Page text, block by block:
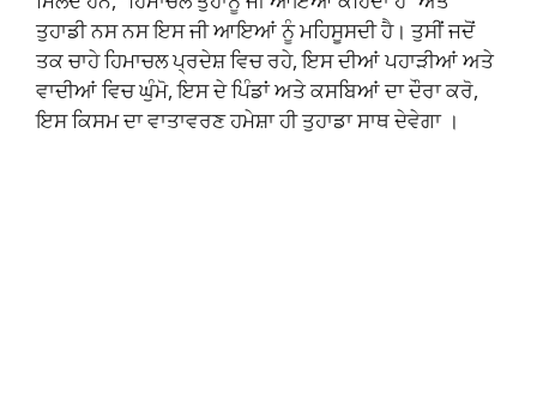
ਤੁਹਾਡੀ ਨਸ ਨਸ ਇਸ ਜੀ ਆਇਆਂ ਨੂੰ ਮਹਿਸੂਸਦੀ ਹੈ। ਤੁਸੀਂ ਜਦੋਂ
ਤਕ ਚਾਹੇ ਹਿਮਾਚਲ ਪ੍ਰਦੇਸ਼ ਵਿਚ ਰਹੇ, ਇਸ ਦੀਆਂ ਪਹਾੜੀਆਂ ਅਤੇ
ਵਾਦੀਆਂ ਵਿਚ ਘੁੰਮੋ, ਇਸ ਦੇ ਪਿੰਡਾਂ ਅਤੇ ਕਸਬਿਆਂ ਦਾ ਦੌਰਾ ਕਰੋ,
ਇਸ ਕਿਸਮ ਦਾ ਵਾਤਾਵਰਣ ਹਮੇਸ਼ਾ ਹੀ ਤੁਹਾਡਾ ਸਾਥ ਦੇਵੇਗਾ ।